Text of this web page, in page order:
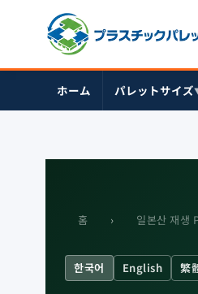
ホーム パレットサイズ
홈 › 일본산 재생
한국어 English 繁